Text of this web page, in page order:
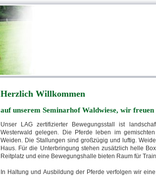
Herzlich Willkommen
auf unserem Seminarhof Waldwiese, wir
Unser LAG zertifizierter Bewegungsstall ist
Westerwald gelegen. Die Pferde leben im
Weiden. Die Stallungen sind großzügig und luftig.
Haus. Für die Unterbringung stehen zusätzlich helle
Reitplatz und eine Bewegungshalle bieten Raum für
In Haltung und Ausbildung der Pferde verfolgen wir